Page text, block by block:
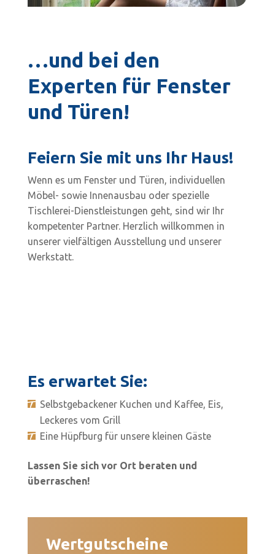
…und bei den
Experten für Fenster
und Türen!
Feiern Sie mit uns Ihr Haus!
Wenn es um Fenster und Türen, individuellen
Möbel- sowie Innenausbau oder spezielle
Tischlerei-Dienstleistungen geht, sind wir Ihr
kompetenter Partner. Herzlich willkommen in
unserer vielfältigen Ausstellung und unserer
Werkstatt.
Es erwartet Sie:
Selbstgebackener Kuchen und Kaffee, Eis,
Leckeres vom Grill
Eine Hüpfburg für unsere kleinen Gäste
Lassen Sie sich vor Ort beraten und
überraschen!
Wertgutscheine